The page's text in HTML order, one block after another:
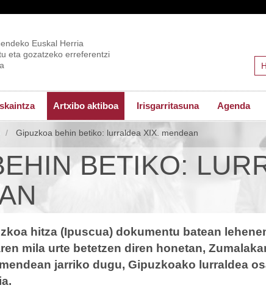
Euskal Herria
eta gozatzeko erreferentzi
Artxibo aktiboa Irisgarritasuna Agenda
Gipuzkoa behin betiko: lurraldea XIX. mendean
BETIKO:
hitza (Ipuscua) dokumentu batean
mila urte betetzen diren honetan,
jarriko dugu, Gipuzkoako lurraldea